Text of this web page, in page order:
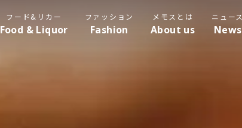
フード&リカー
Food & Liquor
ファッション
Fashion
メモスとは
About us
ニュース
News